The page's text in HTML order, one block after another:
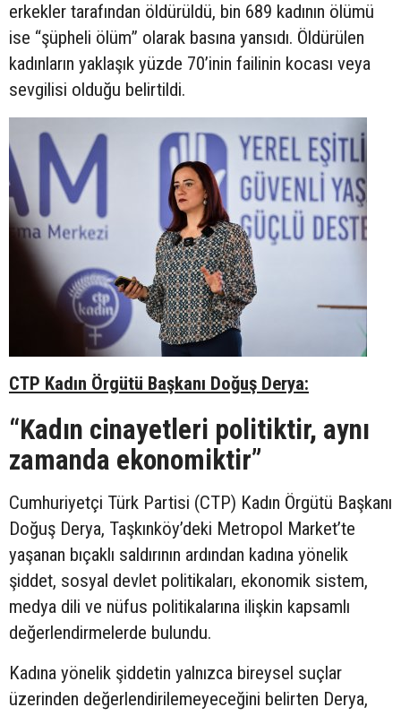
erkekler tarafından öldürüldü, bin 689 kadının ölümü
ise “şüpheli ölüm” olarak basına yansıdı. Öldürülen
kadınların yaklaşık yüzde 70’inin failinin kocası veya
sevgilisi olduğu belirtildi.
CTP Kadın Örgütü Başkanı Doğuş Derya:
“Kadın cinayetleri politiktir, aynı
zamanda ekonomiktir”
Cumhuriyetçi Türk Partisi (CTP) Kadın Örgütü Başkanı
Doğuş Derya, Taşkınköy’deki Metropol Market’te
yaşanan bıçaklı saldırının ardından kadına yönelik
şiddet, sosyal devlet politikaları, ekonomik sistem,
medya dili ve nüfus politikalarına ilişkin kapsamlı
değerlendirmelerde bulundu.
Kadına yönelik şiddetin yalnızca bireysel suçlar
üzerinden değerlendirilemeyeceğini belirten Derya,